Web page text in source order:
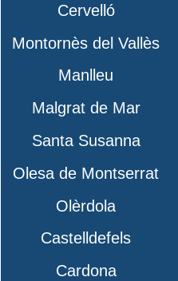
Cervelló
Montornès del Vallès
Manlleu
Malgrat de Mar
Santa Susanna
Olesa de Montserrat
Olèrdola
Castelldefels
Cardona